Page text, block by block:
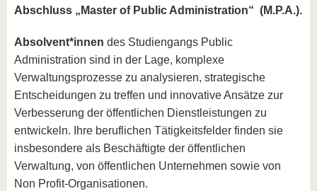
Abschluss „Master of Public Administration“ (M.P.A.).
Absolvent*innen des Studiengangs Public
Administration sind in der Lage, komplexe
Verwaltungsprozesse zu analysieren, strategische
Entscheidungen zu treffen und innovative Ansätze zur
Verbesserung der öffentlichen Dienstleistungen zu
entwickeln. Ihre beruflichen Tätigkeitsfelder finden sie
insbesondere als Beschäftigte der öffentlichen
Verwaltung, von öffentlichen Unternehmen sowie von
Non Profit-Organisationen.